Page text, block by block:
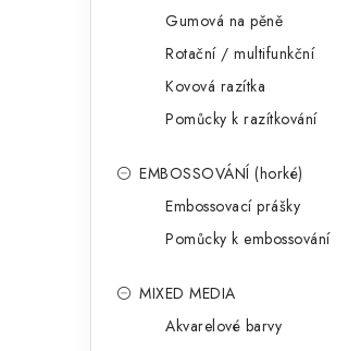
Gumová na pěně
Rotační / multifunkční
Kovová razítka
Pomůcky k razítkování
EMBOSSOVÁNÍ (horké)
Embossovací prášky
Pomůcky k embossování
MIXED MEDIA
Akvarelové barvy